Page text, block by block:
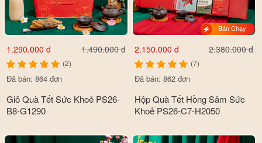
1.290.000 đ 1.490.000 đ
(2)
Đã bán: 864 đơn
Giỏ Quà Tết Sức Khoẻ PS26-
B8-G1290
Bán Chạy
2.150.000 đ 2.380.000 đ
(7)
Đã bán: 862 đơn
Hộp Quà Tết Hồng Sâm Sức
Khoẻ PS26-C7-H2050